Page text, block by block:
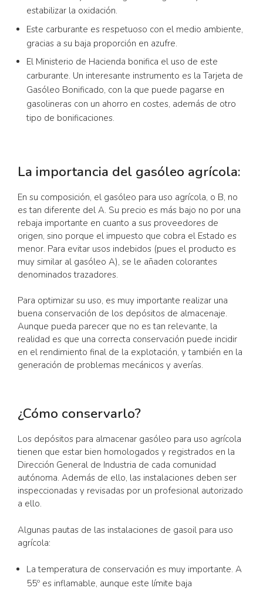
estabilizar la oxidación.
Este carburante es respetuoso con el medio ambiente,
gracias a su baja proporción en azufre.
El Ministerio de Hacienda bonifica el uso de este
carburante. Un interesante instrumento es la Tarjeta de
Gasóleo Bonificado, con la que puede pagarse en
gasolineras con un ahorro en costes, además de otro
tipo de bonificaciones.
La importancia del gasóleo agrícola:
En su composición, el gasóleo para uso agrícola, o B, no
es tan diferente del A. Su precio es más bajo no por una
rebaja importante en cuanto a sus proveedores de
origen, sino porque el impuesto que cobra el Estado es
menor. Para evitar usos indebidos (pues el producto es
muy similar al gasóleo A), se le añaden colorantes
denominados trazadores.
Para optimizar su uso, es muy importante realizar una
buena conservación de los depósitos de almacenaje.
Aunque pueda parecer que no es tan relevante, la
realidad es que una correcta conservación puede incidir
en el rendimiento final de la explotación, y también en la
generación de problemas mecánicos y averías.
¿Cómo conservarlo?
Los depósitos para almacenar gasóleo para uso agrícola
tienen que estar bien homologados y registrados en la
Dirección General de Industria de cada comunidad
autónoma. Además de ello, las instalaciones deben ser
inspeccionadas y revisadas por un profesional autorizado
a ello.
Algunas pautas de las instalaciones de gasoil para uso
agrícola:
La temperatura de conservación es muy importante. A
55º es inflamable, aunque este límite baja